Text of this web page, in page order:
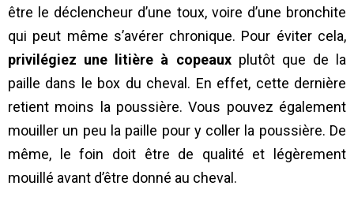
être le déclencheur d’une toux, voire d’une bronchite
qui peut même s’avérer chronique. Pour éviter cela,
privilégiez une litière à copeauxplutôt que de la
paille dans le box du cheval. En effet, cette dernière
retient moins la poussière. Vous pouvez également
mouiller un peu la paille pour y coller la poussière. De
même, le foin doit être de qualité et légèrement
mouillé avant d’être donné au cheval.